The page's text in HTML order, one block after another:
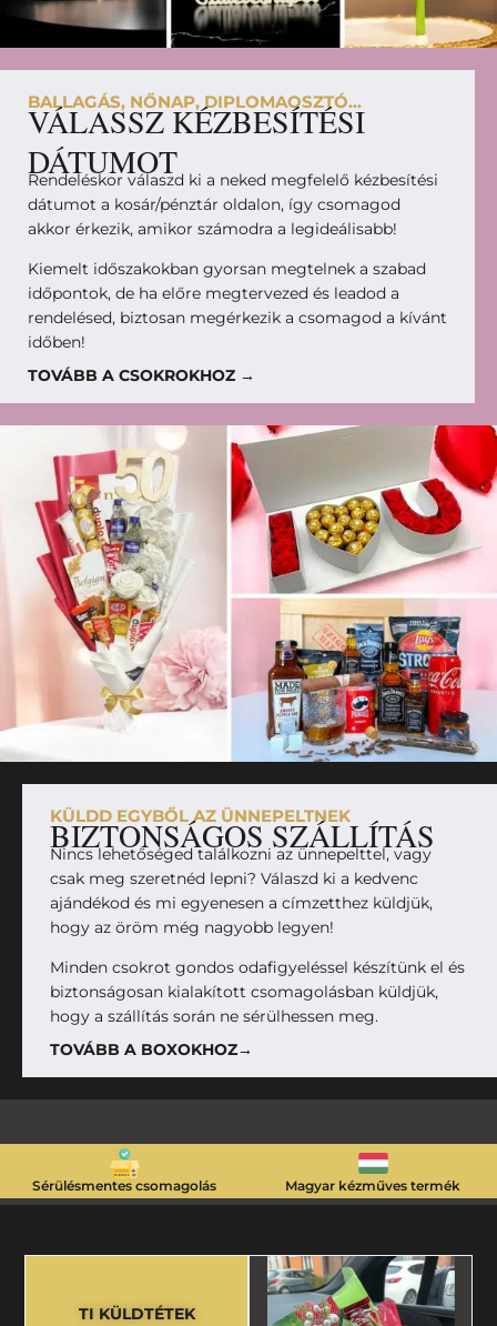
BALLAGÁS, NŐNAP, DIPLOMAOSZTÓ...
VÁLASSZ KÉZBESÍTÉSI
DÁTUMOT
Rendeléskor válaszd ki a neked megfelelő kézbesítési
dátumot a kosár/pénztár oldalon, így csomagod
akkor érkezik, amikor számodra a legideálisabb!
Kiemelt időszakokban gyorsan megtelnek a szabad
időpontok, de ha előre megtervezed és leadod a
rendelésed, biztosan megérkezik a csomagod a kívánt
időben!
TOVÁBB A CSOKROKHOZ →
KÜLDD EGYBŐL AZ ÜNNEPELTNEK
BIZTONSÁGOS SZÁLLÍTÁS
Nincs lehetőséged találkozni az ünnepelttel, vagy
csak meg szeretnéd lepni? Válaszd ki a kedvenc
ajándékod és mi egyenesen a címzetthez küldjük,
hogy az öröm még nagyobb legyen!
Minden csokrot gondos odafigyeléssel készítünk el és
biztonságosan kialakított csomagolásban küldjük,
hogy a szállítás során ne sérülhessen meg.
TOVÁBB A BOXOKHOZ→
Sérülésmentes csomagolás Magyar kézműves termék
TI KÜLDTÉTEK